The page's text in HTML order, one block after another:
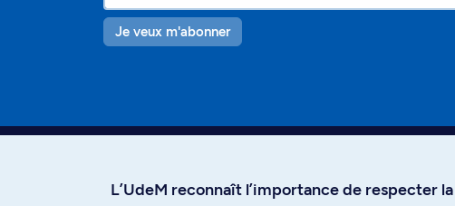
Je veux m'abonner
L’UdeM reconnaît l’importance de respecter